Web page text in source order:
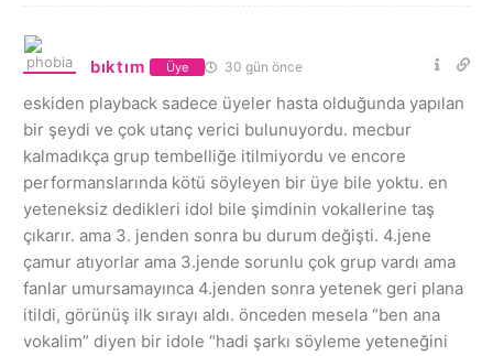
bıktım Üye 30 gün önce
eskiden playback sadece üyeler hasta olduğunda yapılan
bir şeydi ve çok utanç verici bulunuyordu. mecbur
kalmadıkça grup tembelliğe itilmiyordu ve encore
performanslarında kötü söyleyen bir üye bile yoktu. en
yeteneksiz dedikleri idol bile şimdinin vokallerine taş
çıkarır. ama 3. jenden sonra bu durum değişti. 4.jene
çamur atıyorlar ama 3.jende sorunlu çok grup vardı ama
fanlar umursamayınca 4.jenden sonra yetenek geri plana
itildi, görünüş ilk sırayı aldı. önceden mesela “ben ana
vokalim” diyen bir idole “hadi şarkı söyleme yeteneğini